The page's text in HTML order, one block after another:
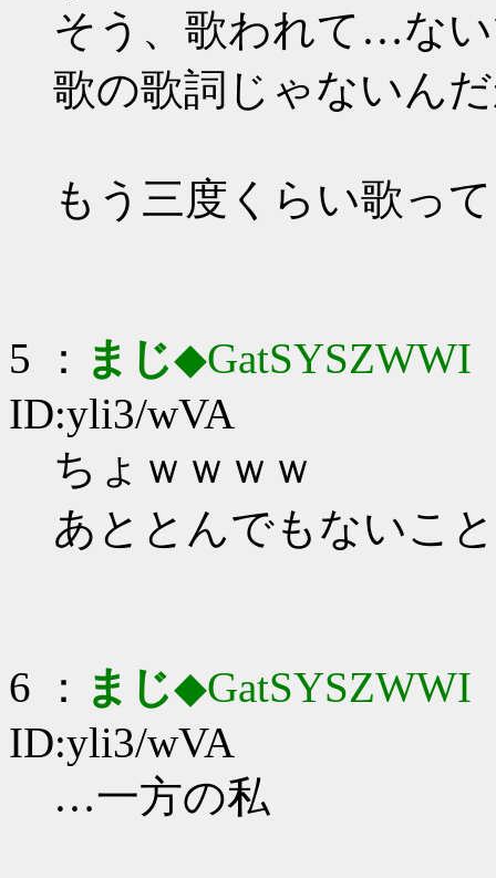
そう、歌われて…な
歌の歌詞じゃないん
もう三度くらい歌っ
5 ： まじ◆GatSYSZWWI
ID:yli3/wVA
ちょｗｗｗｗ
あととんでもないこ
6 ： まじ◆GatSYSZWWI
ID:yli3/wVA
…一方の私